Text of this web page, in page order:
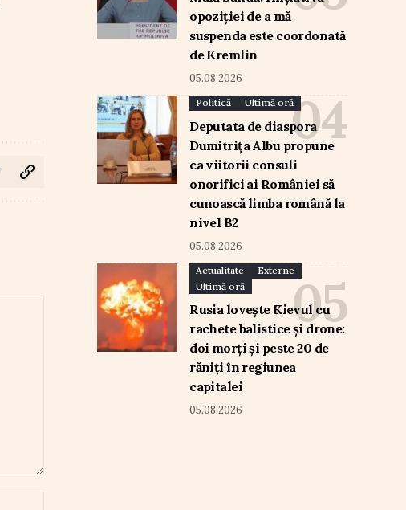
opoziției de a mă
suspenda este coordonată
de Kremlin
05.08.2026
Politică Ultimă oră
Deputata de diaspora
Dumitrița Albu propune
ca viitorii consuli
onorifici ai României să
cunoască limba română la
nivel B2
05.08.2026
Actualitate
Externe
Ultimă oră
Rusia lovește Kievul cu
rachete balistice și drone:
doi morți și peste 20 de
răniți în regiunea
capitalei
05.08.2026